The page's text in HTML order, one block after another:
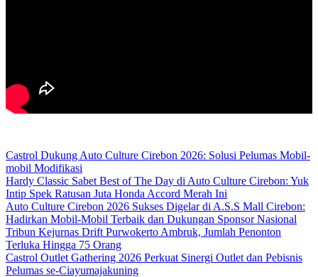
Castrol Dukung Auto Culture Cirebon 2026: Solusi Pelumas Mobil-
mobil Modifikasi
Hardy Classic Sabet Best of The Day di Auto Culture Cirebon: Yuk
Intip Spek Ratusan Juta Honda Accord Merah Ini
Auto Culture Cirebon 2026 Sukses Digelar di A.S.S Mall Cirebon:
Hadirkan Mobil-Mobil Terbaik dan Dukungan Sponsor Nasional
Tribun Kejurnas Drift Purwokerto Ambruk, Jumlah Penonton
Terluka Hingga 75 Orang
Castrol Outlet Gathering 2026 Perkuat Sinergi Outlet dan Pebisnis
Pelumas se-Ciayumajakuning